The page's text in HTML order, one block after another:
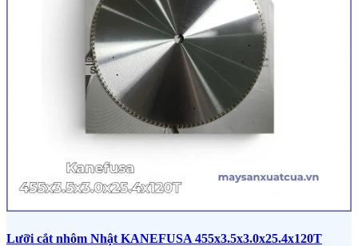
Lưỡi cắt nhôm Nhật KANEFUSA 455x3.5x3.0x25.4x120T